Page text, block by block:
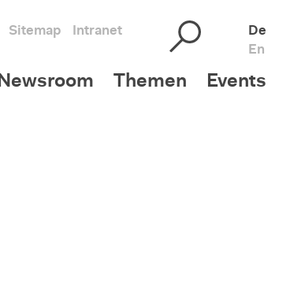
Sitemap Intranet
De
En
Newsroom Themen Events